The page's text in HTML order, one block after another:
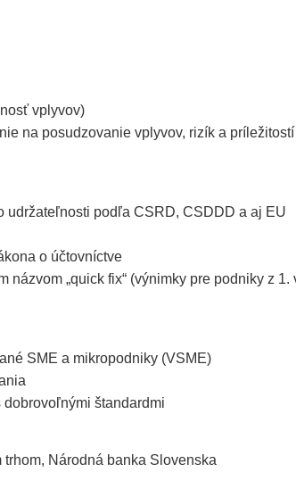
vplyvov)
na posudzovanie vplyvov, rizík a príležitostí
udržateľnosti podľa CSRD, CSDDD a aj EU
o účtovníctve
„quick fix“ (výnimky pre podniky z 1.
SME a mikropodniky (VSME)
štandardmi
Národná banka Slovenska